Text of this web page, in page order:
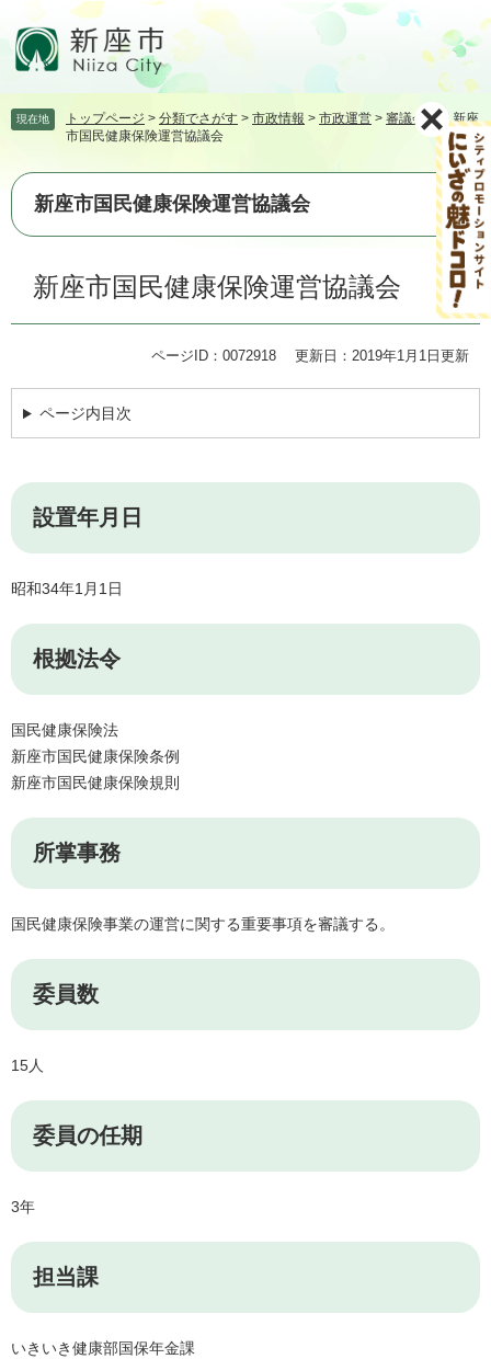
頭
す。
飛
て
本
現在地 トップページ > 分類でさがす > 市政情報 > 市政運営 > 審議会等>新座
市国民健康保険運営協議会
新座市国民健康保険運営協議会
新座市国民健康保険運営協議会
ページID：0072918 更新日：2019年1月1日更新
ページ内目次
設置年月日
昭和34年1月1日
根拠法令
国民健康保険法
新座市国民健康保険条例
新座市国民健康保険規則
所掌事務
国民健康保険事業の運営に関する重要事項を審議する。
委員数
15人
委員の任期
3年
担当課
いきいき健康部国保年金課